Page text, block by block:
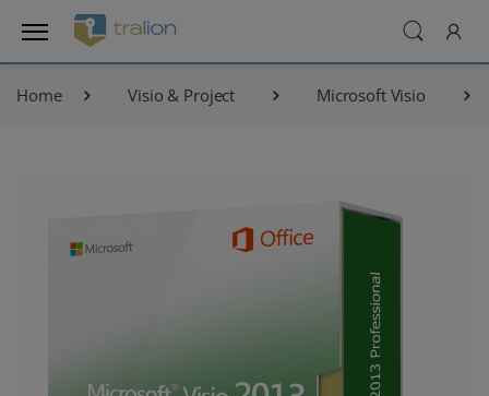
Home Visio & Project Microsoft Visio